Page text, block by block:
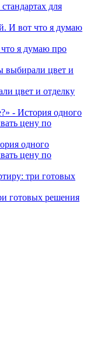
для
я думаю про
цвет и отделку
одного
цену по
готовых решения